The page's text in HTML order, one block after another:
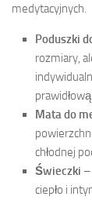
medytacyjnych.
Poduszki
rozmiary,
Mata do
chłodnej
Świeczki
ciepło i